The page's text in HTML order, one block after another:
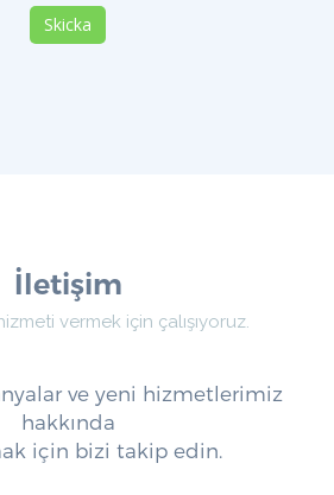
Skicka
İletişim
vermek için çalışıyoruz.
ve yeni hizmetlerimiz
hakkında
için bizi takip edin.